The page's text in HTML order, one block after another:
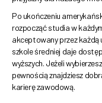
Po ukończeniu
rozpocząć studia w
akceptowany przez każdą
szkole średniej daje
wyższych. Jeżeli
pewnością znajdziesz
karierę zawodową.